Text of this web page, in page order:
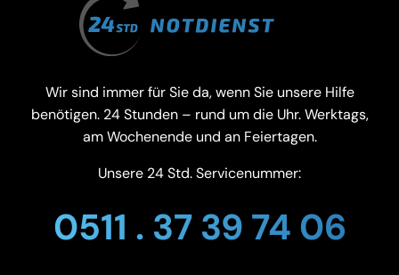
Wir sind immer für Sie da, wenn Sie unsere Hilfe
benötigen. 24 Stunden – rund um die Uhr. Werktags,
am Wochenende und an Feiertagen.
Unsere 24 Std. Servicenummer:
0511 . 37 39 74 06